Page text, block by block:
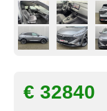
€ 32840